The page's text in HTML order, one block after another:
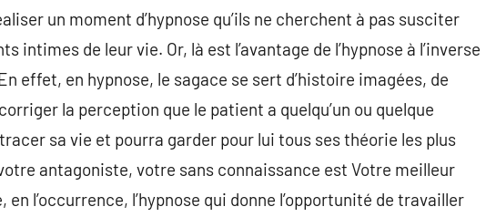
un moment d’hypnose qu’ils ne cherchent à pas susciter
intimes de leur vie. Or, là est l’avantage de l’hypnose à l’inverse
effet, en hypnose, le sagace se sert d’histoire imagées, de
la perception que le patient a quelqu’un ou quelque
sa vie et pourra garder pour lui tous ses théorie les plus
antagoniste, votre sans connaissance est Votre meilleur
l’occurrence, l’hypnose qui donne l’opportunité de travailler